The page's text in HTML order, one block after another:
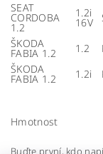
SEAT
CORDOBA
1.2
1.2i
16V
ŠKODA
FABIA 1.2 1.2
ŠKODA
FABIA 1.2 1.2i
Hmotnost
Buďte první, kdo